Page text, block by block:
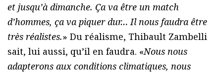
et jusqu’à dimanche. Ça va être un match
d’hommes, ça va piquer dur… Il nous faudra être
très réalistes.» Du réalisme, Thibault Zambelli
sait, lui aussi, qu’il en faudra. «Nous nous
adapterons aux conditions climatiques, nous